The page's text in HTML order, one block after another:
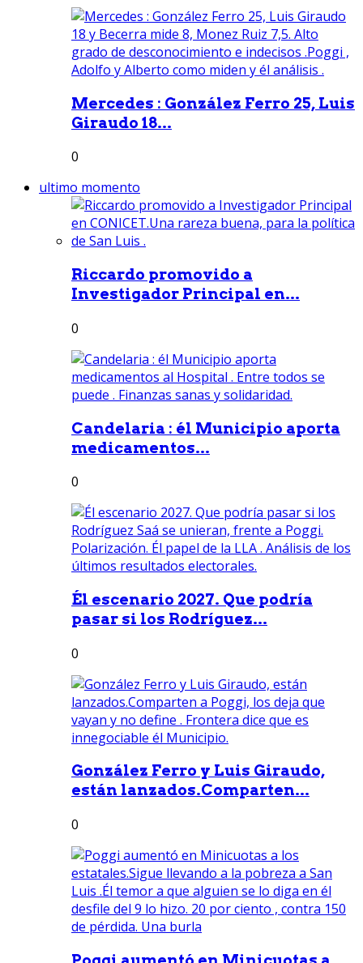
Mercedes : González Ferro 25, Luis
Giraudo 18...
0
ultimo momento
Riccardo promovido a
Investigador Principal en...
0
Candelaria : él Municipio aporta
medicamentos...
0
Él escenario 2027. Que podría
pasar si los Rodríguez...
0
González Ferro y Luis Giraudo,
están lanzados.Comparten...
0